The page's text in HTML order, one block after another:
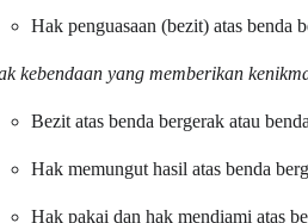
Hak penguasaan (bezit) atas benda
kebendaan yang memberikan
Bezit atas benda bergerak atau
Hak memungut hasil atas benda
Hak pakai dan hak mendiami atas